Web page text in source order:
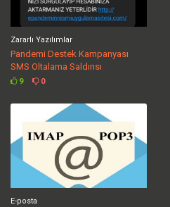
Zararlı Yazılımlar
Pandemi Destek Kampanyası
SMS Oltalama Saldırısı
9 0
E-posta